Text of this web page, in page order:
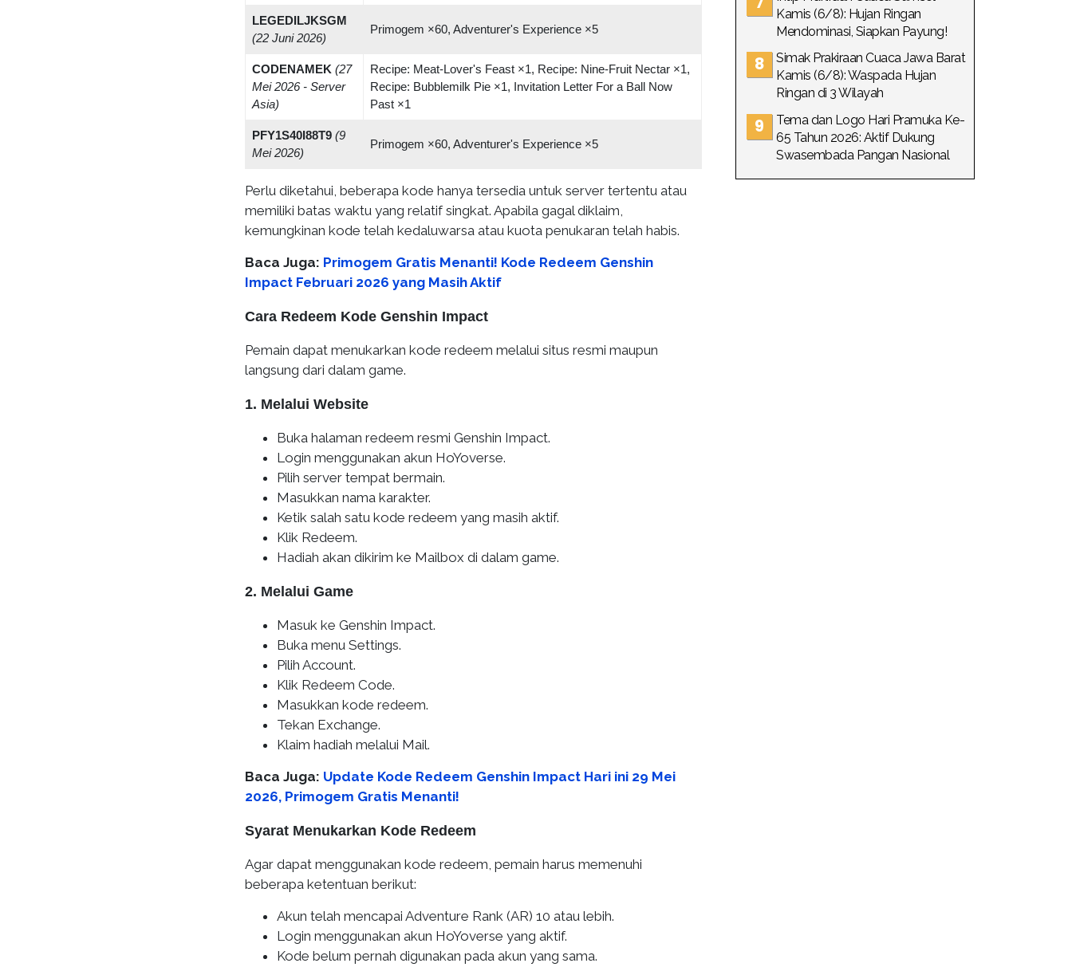
LEGEDILJKSGM
(22 Juni 2026)
Primogem ×60, Adventurer's Experience ×5
CODENAMEK (27
Mei 2026 - Server
Asia)
Recipe: Meat-Lover's Feast ×1, Recipe: Nine-Fruit Nectar ×1,
Recipe: Bubblemilk Pie ×1, Invitation Letter For a Ball Now
Past ×1
PFY1S40I88T9 (9
Mei 2026)
Primogem ×60, Adventurer's Experience ×5
Perlu diketahui, beberapa kode hanya tersedia untuk server tertentu atau
memiliki batas waktu yang relatif singkat. Apabila gagal diklaim,
kemungkinan kode telah kedaluwarsa atau kuota penukaran telah habis.
Baca Juga: Primogem Gratis Menanti! Kode Redeem Genshin
Impact Februari 2026 yang Masih Aktif
Cara Redeem Kode Genshin Impact
Pemain dapat menukarkan kode redeem melalui situs resmi maupun
langsung dari dalam game.
1. Melalui Website
Buka halaman redeem resmi Genshin Impact.
Login menggunakan akun HoYoverse.
Pilih server tempat bermain.
Masukkan nama karakter.
Ketik salah satu kode redeem yang masih aktif.
Klik Redeem.
Hadiah akan dikirim ke Mailbox di dalam game.
2. Melalui Game
Masuk ke Genshin Impact.
Buka menu Settings.
Pilih Account.
Klik Redeem Code.
Masukkan kode redeem.
Tekan Exchange.
Klaim hadiah melalui Mail.
Baca Juga: Update Kode Redeem Genshin Impact Hari ini 29 Mei
2026, Primogem Gratis Menanti!
Syarat Menukarkan Kode Redeem
Agar dapat menggunakan kode redeem, pemain harus memenuhi
beberapa ketentuan berikut:
Akun telah mencapai Adventure Rank (AR) 10 atau lebih.
Login menggunakan akun HoYoverse yang aktif.
Kode belum pernah digunakan pada akun yang sama.
Kamis (6/8): Hujan Ringan
Mendominasi, Siapkan Payung!
Simak Prakiraan Cuaca Jawa Barat
Kamis (6/8): Waspada Hujan
Ringan di 3 Wilayah
Tema dan Logo Hari Pramuka Ke-
65 Tahun 2026: Aktif Dukung
Swasembada Pangan Nasional